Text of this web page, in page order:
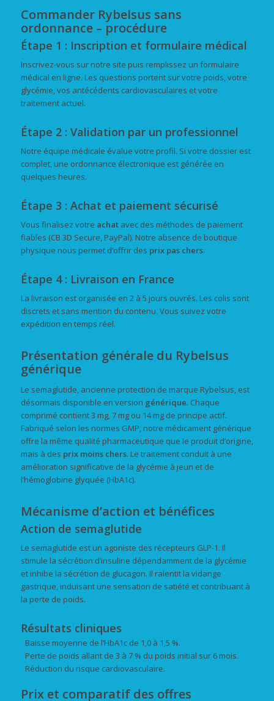
Commander Rybelsus sans
ordonnance – procédure
Étape 1 : Inscription et formulaire médical
Inscrivez-vous sur notre site puis remplissez un formulaire
médical en ligne. Les questions portent sur votre poids, votre
glycémie, vos antécédents cardiovasculaires et votre
traitement actuel.
Étape 2 : Validation par un professionnel
Notre équipe médicale évalue votre profil. Si votre dossier est
complet, une ordonnance électronique est générée en
quelques heures.
Étape 3 : Achat et paiement sécurisé
Vous finalisez votre achatavec des méthodes de paiement
fiables (CB 3D Secure, PayPal). Notre absence de boutique
physique nous permet d’offrir des prix pas chers.
Étape 4 : Livraison en France
La livraison est organisée en 2 à 5 jours ouvrés. Les colis sont
discrets et sans mention du contenu. Vous suivez votre
expédition en temps réel.
Présentation générale du Rybelsus
générique
Le semaglutide, ancienne protection de marque Rybelsus, est
désormais disponible en version générique. Chaque
comprimé contient 3 mg, 7 mg ou 14 mg de principe actif.
Fabriqué selon les normes GMP, notre médicament générique
offre la même qualité pharmaceutique que le produit d’origine,
mais à des prix moins chers. Le traitement conduit à une
amélioration significative de la glycémie à jeun et de
l’hémoglobine glyquée (HbA1c).
Mécanisme d’action et bénéfices
Action de semaglutide
Le semaglutide est un agoniste des récepteurs GLP-1. Il
stimule la sécrétion d’insuline dépendamment de la glycémie
et inhibe la sécrétion de glucagon. Il ralentit la vidange
gastrique, induisant une sensation de satiété et contribuant à
la perte de poids.
Résultats cliniques
Baisse moyenne de l’HbA1c de 1,0 à 1,5 %.
Perte de poids allant de 3 à 7 % du poids initial sur 6 mois.
Réduction du risque cardiovasculaire.
Prix et comparatif des offres